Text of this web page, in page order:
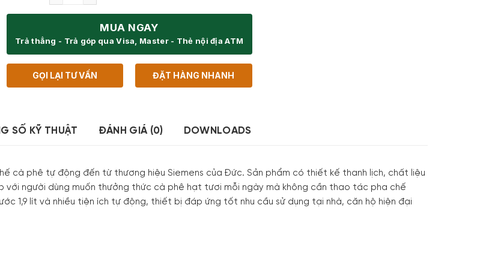
MUA NGAY
Trả thẳng - Trả góp qua Visa, Master - Thẻ nội địa ATM
GỌI LẠI TƯ VẤN ĐẶT HÀNG NHANH
SỐ KỸ THUẬT ĐÁNH GIÁ (0) DOWNLOADS
cà phê tự động đến từ thương hiệu Siemens của Đức. Sản phẩm có thiết kế thanh lịch, chất liệu
với người dùng muốn thưởng thức cà phê hạt tươi mỗi ngày mà không cần thao tác pha chế
1,9 lít và nhiều tiện ích tự động, thiết bị đáp ứng tốt nhu cầu sử dụng tại nhà, căn hộ hiện đại